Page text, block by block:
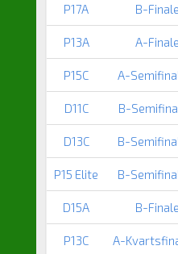
P17A B-Finale
P13A A-Finale
P15C A-
D11C B-
D13C B-
P15 Elite B-
D15A B-Finale
P13C A-